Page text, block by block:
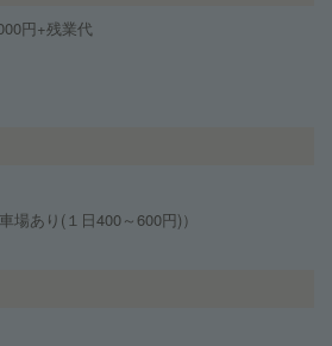
円+残業代
場あり(１日400～600円)）